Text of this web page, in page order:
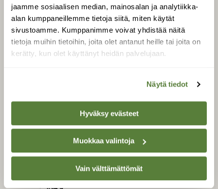
jaamme sosiaalisen median, mainosalan ja analytiikka-
alan kumppaneillemme tietoja siitä, miten käytät
sivustoamme. Kumppanimme voivat yhdistää näitä
tietoja muihin tietoihin, joita olet antanut heille tai joita on
kerätty, kun olet käyttänyt heidän palvelujaan.
Näytä tiedot
Hyväksy evästeet
Muokkaa valintoja
Vain välttämättömät
Uusin lehti
Tilaa Suomen Luonto
Tilaa digilukuoikeus
Äänestä parasta juttua
SUOMEN LUONNON­
Suomen Luonto -lehden
kustantaja onSuomen
luonnonsuojelu­liitto.